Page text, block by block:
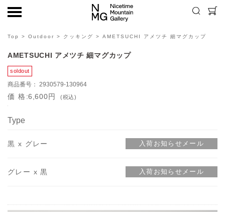
Top > Outdoor > クッキング > AMETSUCHI アメツチ 細マグカップ
AMETSUCHI アメツチ 細マグカップ
2930579-130964
価格6,600円 (税込)
Type
黒 x グレー
グレー x 黒